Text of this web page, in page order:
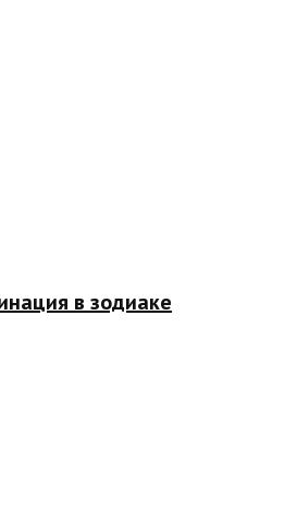
в зодиаке